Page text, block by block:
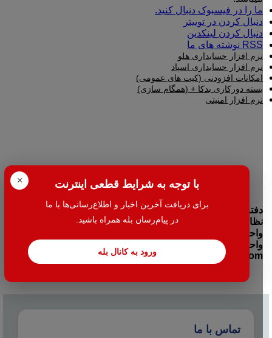
× با توجه به شرایط قطعی اینترنت
برای دریافت آخرین اخبار و اطلاع‌رسانی‌ها با ما
در پیام‌رسان بله همراه باشید.
ورود به کانال بله
ما را در فیسبوک دنبال کنید.
دنبال کردن در توییتر
دنبال کردن لینکدین
RSS نوشته های ما
نرم افزار حسابداری هلو
نرم افزار حسابداری اسپاد
امکانات افزودنی (کیت های عمومی)
بسته دورکاری بدکا + (همگام سازی)
نرم افزار امنیتی
دفتر مرکزی:تهران- میدان بهارستان جنب بانک اقتصاد نوین کوچه
نظامیه پلاک ۱۰۰ طبقه اول واحد ۲
واحد فروش: 38427-021
واحد خدمات: 38424-021
info@halehafzar.com
تماس با ما